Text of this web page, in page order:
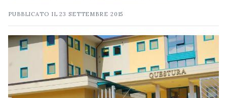
PUBBLICATO IL23 SETTEMBRE 2015